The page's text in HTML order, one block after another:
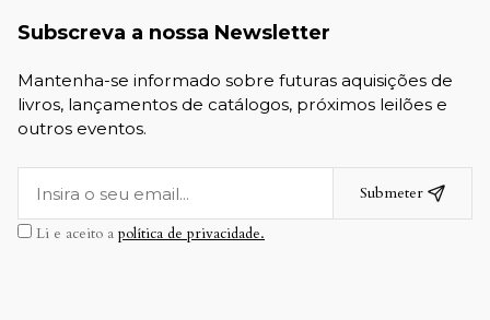
Subscreva a nossa Newsletter
Mantenha-se informado sobre futuras aquisições de
livros, lançamentos de catálogos, próximos leilões e
outros eventos.
Submeter
Li e aceito a política de privacidade.